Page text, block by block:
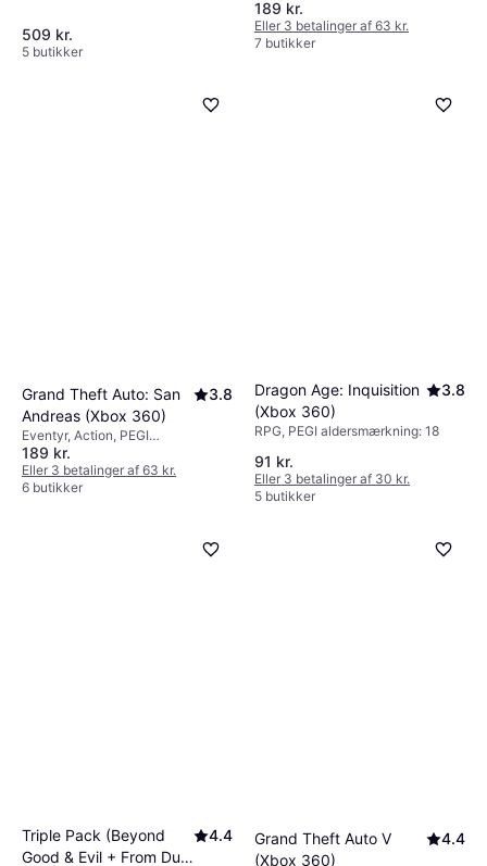
509 kr.
5 butikker
189 kr.
Eller 3 betalinger af 63 kr.
7 butikker
Grand Theft Auto: San
Andreas (Xbox 360)
3.8
Eventyr, Action, PEGI
aldersmærkning: 18
189 kr.
Eller 3 betalinger af 63 kr.
6 butikker
Dragon Age: Inquisition
(Xbox 360)
3.8
RPG, PEGI aldersmærkning: 18
91 kr.
Eller 3 betalinger af 30 kr.
5 butikker
Triple Pack (Beyond
Good & Evil + From Dust
4.4
Grand Theft Auto V
(Xbox 360)
4.4